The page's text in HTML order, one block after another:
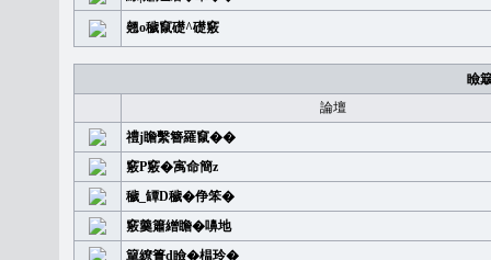
翹o穢竄礎^礎竅
瞼
論壇
禮j瞻繫簪羅竄��
竅P竅�㝢命簡z
穢_罈D穢�鿇笨�
竅羹簫繒瞻�嚊地
簞繚簣d瞼�榅玲�